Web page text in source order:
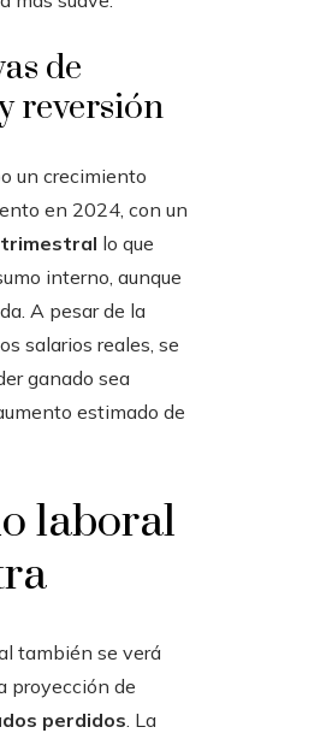
de
reversión
un crecimiento
en 2024, con un
lo que
interno, aunque
A pesar de la
salarios reales, se
ganado sea
estimado de
laboral
también se verá
proyección de
perdidos. La